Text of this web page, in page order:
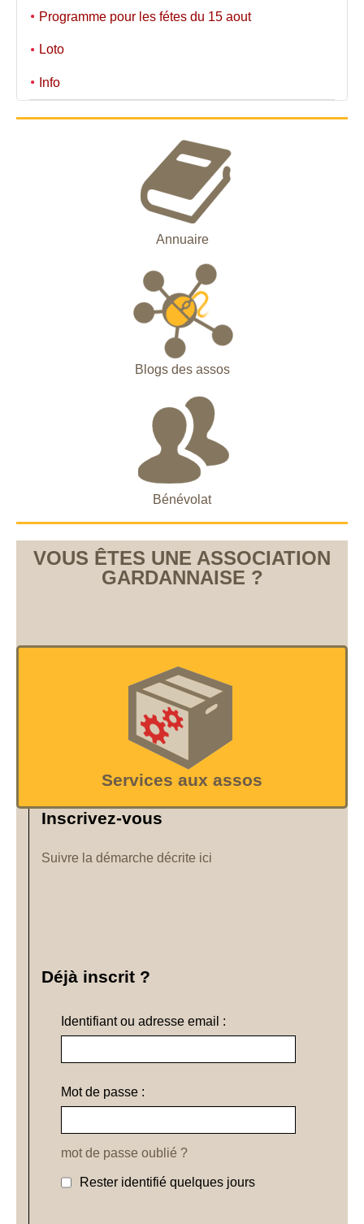
Programme pour les fétes du 15 aout
Loto
Info
Annuaire
Blogs des assos
Bénévolat
VOUS ÊTES UNE ASSOCIATION
GARDANNAISE ?
Services aux assos
Inscrivez-vous
Suivre la démarche décrite ici
Déjà inscrit ?
Identifiant ou adresse email :
Mot de passe :
mot de passe oublié ?
Rester identifié quelques jours